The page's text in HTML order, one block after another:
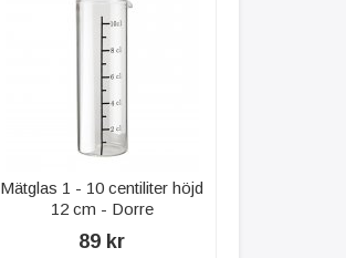
Mätglas 1 - 10 centiliter höjd
12 cm - Dorre
89 kr